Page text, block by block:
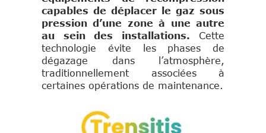
capables de déplacer le gaz sous
pression d’une zone à une autre
au sein des installations. Cette
technologie évite les phases de
dégazage dans l’atmosphère,
traditionnellement associées à
certaines opérations de maintenance.